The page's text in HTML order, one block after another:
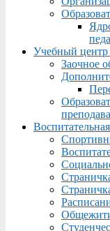
Учебный центр
Заочное